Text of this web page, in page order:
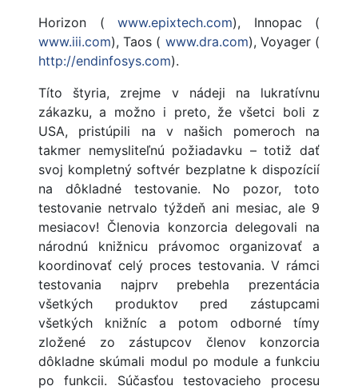
Horizon ( www.epixtech.com), Innopac (
www.iii.com), Taos ( www.dra.com), Voyager (
http://endinfosys.com).
Títo štyria, zrejme v nádeji na lukratívnu
zákazku, a možno i preto, že všetci boli z
USA, pristúpili na v našich pomeroch na
takmer nemysliteľnú požiadavku – totiž dať
svoj kompletný softvér bezplatne k dispozícií
na dôkladné testovanie. No pozor, toto
testovanie netrvalo týždeň ani mesiac, ale 9
mesiacov! Členovia konzorcia delegovali na
národnú knižnicu právomoc organizovať a
koordinovať celý proces testovania. V rámci
testovania najprv prebehla prezentácia
všetkých produktov pred zástupcami
všetkých knižníc a potom odborné tímy
zložené zo zástupcov členov konzorcia
dôkladne skúmali modul po module a funkciu
po funkcii. Súčasťou testovacieho procesu